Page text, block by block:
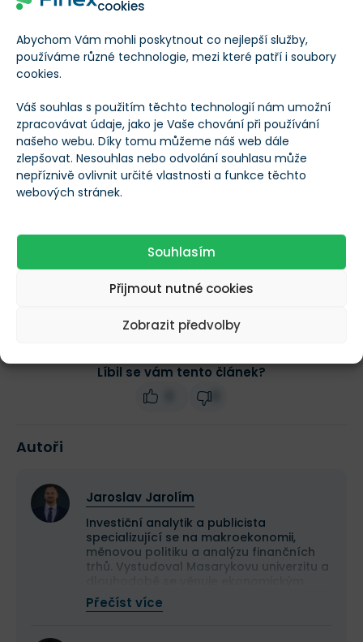
cookies
Abychom Vám mohli poskytnout co nejlepší služby,
používáme různé technologie, mezi které patří i soubory
cookies.
Váš souhlas s použitím těchto technologií nám umožní
zpracovávat údaje, jako je Vaše chování při používání
našeho webu. Díky tomu můžeme náš web dále
zlepšovat. Nesouhlas nebo odvolání souhlasu může
nepříznivě ovlivnit určité vlastnosti a funkce těchto
webových stránek.
Souhlasím
Přijmout nutné cookies
Zobrazit předvolby
TEĎ ZAČÍNÁ TA NEJDŮLEŽITĚJŠÍ ČÁST
Nenechte si ujít konkrétní čísla
Přečteno: 11 % článku Zbývá: 89 %
Jste již členem?Přihlášení
Předplatné může být kdykoliv zrušeno
Líbil se vám tento článek?
Autoři
Jaroslav Jarolím
Investiční analytik a publicista
specializující se na makroekonomii,
měnovou politiku a analýzu finančních
trhů. Vystudoval Masarykovu univerzitu a
souvislostem vývoje kapitálových trhů.
Ve Finexu publikuje odborné články
Přečíst více